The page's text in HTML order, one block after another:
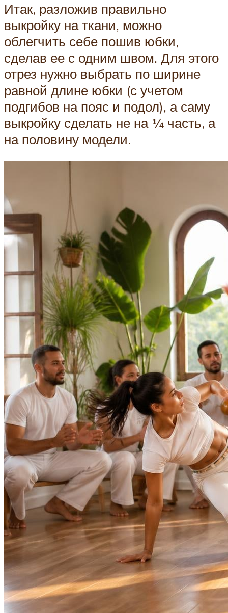
Итак, разложив правильно
выкройку на ткани, можно
облегчить себе пошив юбки,
сделав ее с одним швом. Для этого
отрез нужно выбрать по ширине
равной длине юбки (с учетом
подгибов на пояс и подол), а саму
выкройку сделать не на ¼ часть, а
на половину модели.